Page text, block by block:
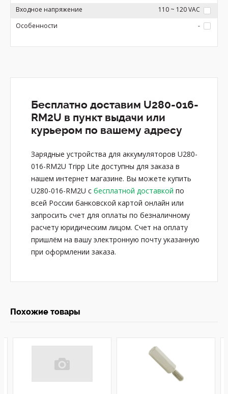
Входное напряжение
110 ~ 120 VAC
Особенности
-
Бесплатно доставим U280-016-
RM2U в пункт выдачи или
курьером по вашему адресу
Зарядные устройства для аккумуляторов U280-
016-RM2U Tripp Lite доступны для заказа в
нашем интернет магазине. Вы можете купить
U280-016-RM2U с бесплатной доставкой по
всей России банковской картой онлайн или
запросить счет для оплаты по безналичному
расчету юридическим лицом. Счет на оплату
пришлём на вашу электронную почту указанную
при оформлении заказа.
Похожие товары